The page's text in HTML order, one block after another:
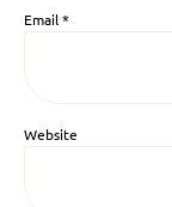
Email*
Website